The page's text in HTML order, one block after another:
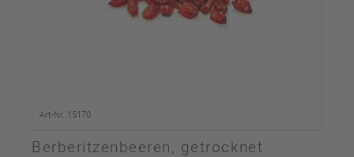
Art-Nr. 15170
Berberitzenbeeren, getrocknet